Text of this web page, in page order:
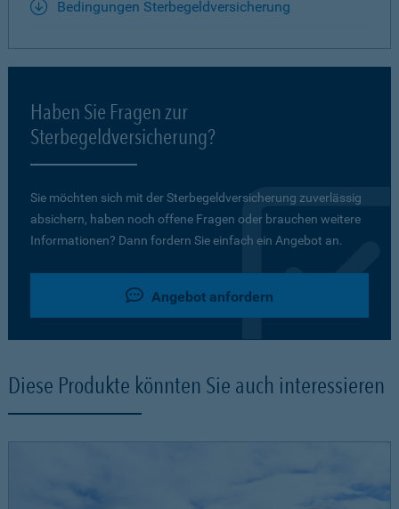
Bedingungen Sterbegeldversicherung
Haben Sie Fragen zur
Sterbegeldversicherung?
Sie möchten sich mit der Sterbegeldversicherung zuverlässig
absichern, haben noch offene Fragen oder brauchen weitere
Informationen? Dann fordern Sie einfach ein Angebot an.
Angebot anfordern
Diese Produkte könnten Sie auch interessieren